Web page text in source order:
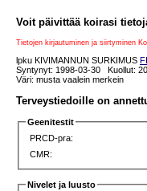
Voit päivittää koirasi
Tietojen kirjautuminen ja siirtyminen
lpku KIVIMANNUN SURKIMUS
Syntynyt: 1998-03-30 Kuollut:
Väri: musta vaalein merkein
Terveystiedoille on
Geenitestit
PRCD-pra:
CMR:
Nivelet ja luusto